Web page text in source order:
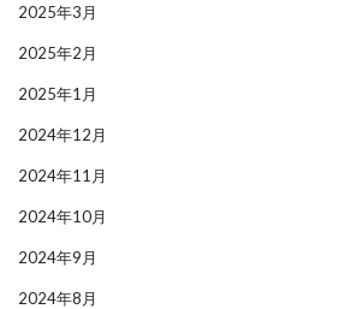
2025年3月
2025年2月
2025年1月
2024年12月
2024年11月
2024年10月
2024年9月
2024年8月